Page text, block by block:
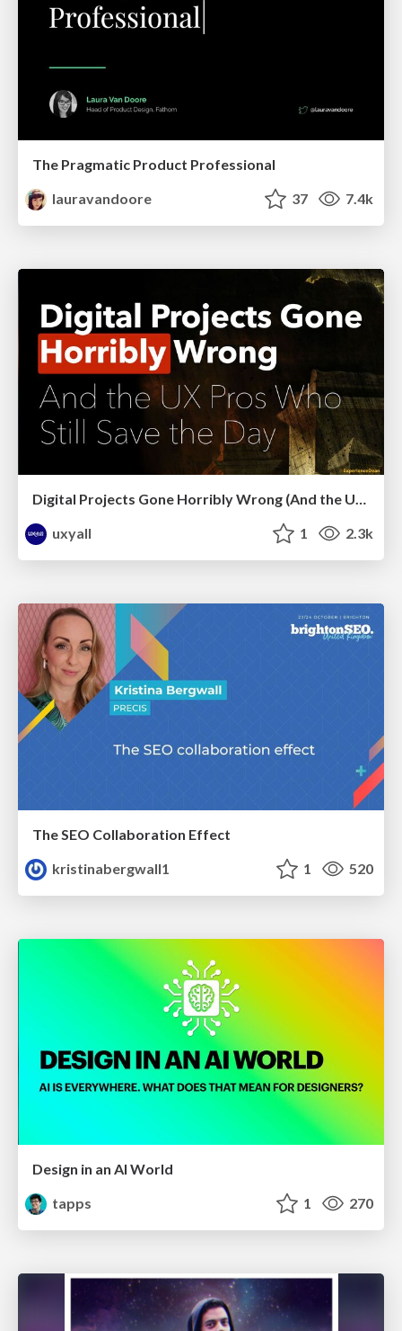
The Pragmatic Product Professional
lauravandoore
37 7.4k
Digital Projects Gone Horribly Wrong (And the UX Pros Who Still Save the Day) - Dean Schuster
uxyall
1 2.3k
The SEO Collaboration Effect
kristinabergwall1
1 520
Design in an AI World
tapps
1 270